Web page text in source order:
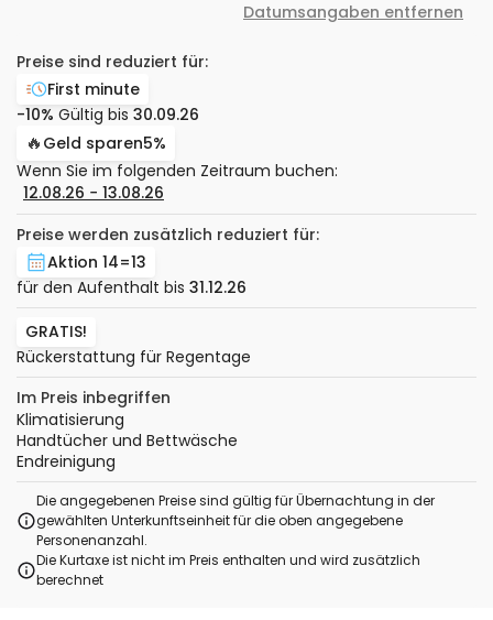
Datumsangaben entfernen
Preise sind reduziert für:
First minute
-10% Gültig bis 30.09.26
🔥 Geld sparen5%
Wenn Sie im folgenden Zeitraum buchen:
12.08.26 − 13.08.26
Preise werden zusätzlich reduziert für:
Aktion 14=13
für den Aufenthalt bis 31.12.26
GRATIS!
Rückerstattung für Regentage
Im Preis inbegriffen
Klimatisierung
Handtücher und Bettwäsche
Endreinigung
Die angegebenen Preise sind gültig für Übernachtung in der
gewählten Unterkunftseinheit für die oben angegebene
Personenanzahl.
Die Kurtaxe ist nicht im Preis enthalten und wird zusätzlich
berechnet